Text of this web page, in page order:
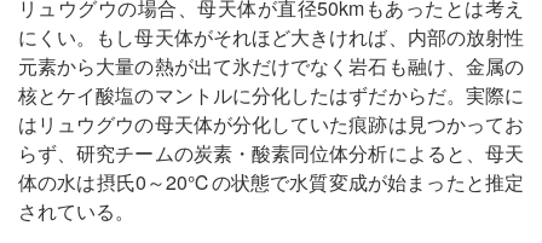
リュウグウの場合、母天体が直径50kmもあったとは考え
にくい。もし母天体がそれほど大きければ、内部の放射性
元素から大量の熱が出て氷だけでなく岩石も融け、金属の
核とケイ酸塩のマントルに分化したはずだからだ。実際に
はリュウグウの母天体が分化していた痕跡は見つかってお
らず、研究チームの炭素・酸素同位体分析によると、母天
体の水は摂氏0～20℃の状態で水質変成が始まったと推定
されている。